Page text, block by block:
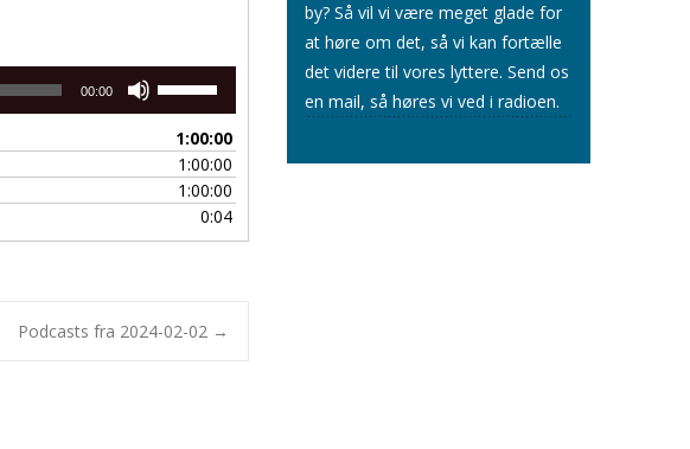
00:00
for
at
skrue
for
lyden.
1:00:00
1:00:00
1:00:00
0:04
Podcasts fra 2024-02-02 →
by? Så vil vi være meget glade for
at høre om det, så vi kan fortælle
det videre til vores lyttere. Send os
en mail, så høres vi ved i radioen.